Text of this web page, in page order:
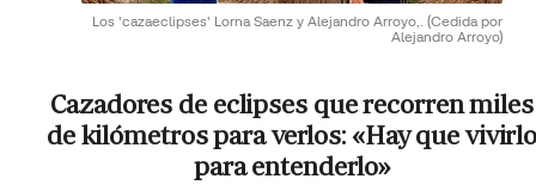
Los 'cazaeclipses' Lorna Saenz y Alejandro Arroyo,. (Cedida por
Alejandro Arroyo)
Cazadores de eclipses que recorren miles
de kilómetros para verlos: «Hay que
para entenderlo»